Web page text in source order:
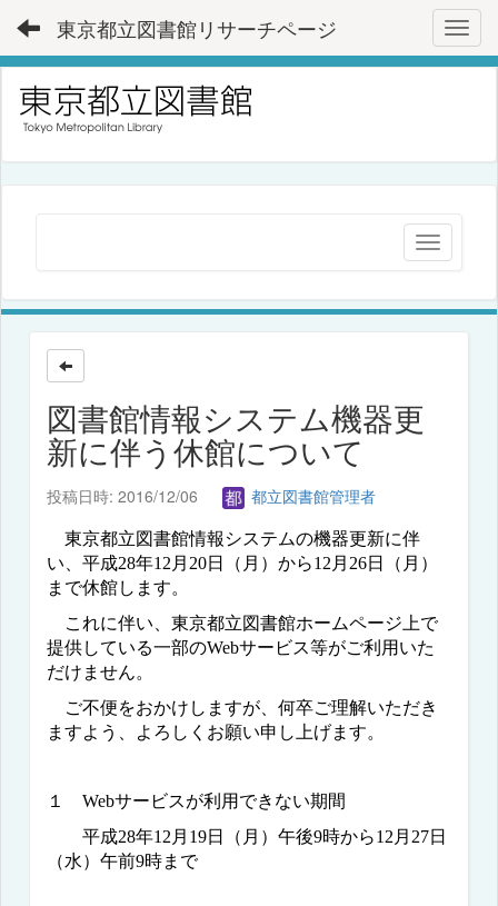
東京都立図書館リサーチページ
図書館情報システム機器更
新に伴う休館について
投稿日時: 2016/12/06 都立図書館管理者
東京都立図書館情報システムの機器更新に伴
い、平成28年12 月 20日（月）から12 月 26日（月）
まで休館します。
これに伴い、東京都立図書館ホームページ上で
提供している一部のWebサービス等がご利用いた
だけません。
ご不便をおかけしますが、何卒ご理解いただき
ますよう、よろしくお願い申し上げます。
１ Webサービスが利用できない期間
平成28年12 月 19日（月）午後9時から12 月 27日
（水）午前9時まで